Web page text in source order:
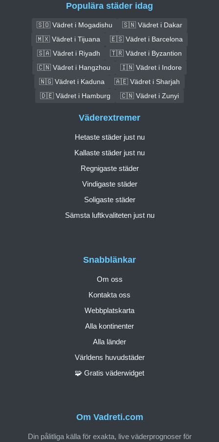
Populära städer idag
🇸🇴 Vädret i Mogadishu
🇸🇳 Vädret i Dakar
🇲🇽 Vädret i Tijuana
🇪🇸 Vädret i Barcelona
🇸🇦 Vädret i Riyadh
🇹🇷 Vädret i Byzantion
🇨🇳 Vädret i Hangzhou
🇮🇳 Vädret i Indore
🇳🇬 Vädret i Kaduna
🇦🇪 Vädret i Sharjah
🇩🇪 Vädret i Hamburg
🇨🇳 Vädret i Zunyi
Om Vadreti.com
Din pålitliga källa för exakta, live väderprognoser för
Snabblänkar
Om oss
Kontakta oss
Webbplatskarta
Alla kontinenter
Alla länder
Världens huvudstäder
🧩 Gratis väderwidget
Väderextremer
Hetaste städer just nu
Kallaste städer just nu
Regnigaste städer
Vindigaste städer
Soligaste städer
Sämsta luftkvaliteten just nu